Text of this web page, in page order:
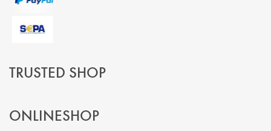
TRUSTED SHOP
ONLINESHOP